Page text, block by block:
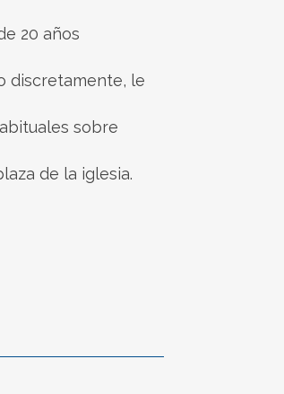
20 años
discretamente, le
sobre
de la iglesia.